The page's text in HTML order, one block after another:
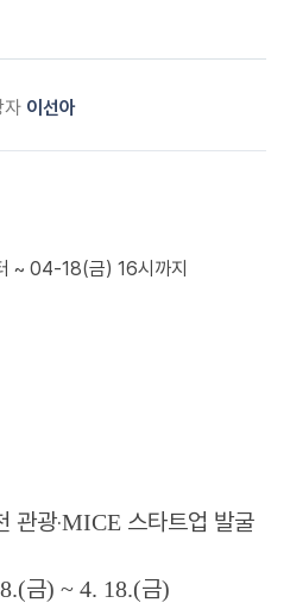
자 이선아
04-18(금) 16시까지
관광‧MICE 스타트업 발굴
금) ~ 4. 18.(금)